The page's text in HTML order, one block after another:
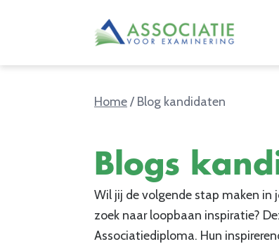
Home/ Blog kandidaten
Blogs
Wil jij de volgende stap maken in
zoek naar loopbaan inspiratie?
Associatiediploma. Hun